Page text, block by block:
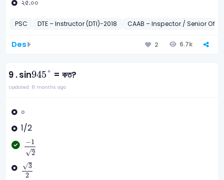
PSC DTE – Instructor (DTI)-2018 CAAB – Inspector / Senior
Des 2 6.7k
9 .sin945°
945 °= কত?
Updated: 8 months ago
০
1/2
−1
√2
-12
√3
2
2